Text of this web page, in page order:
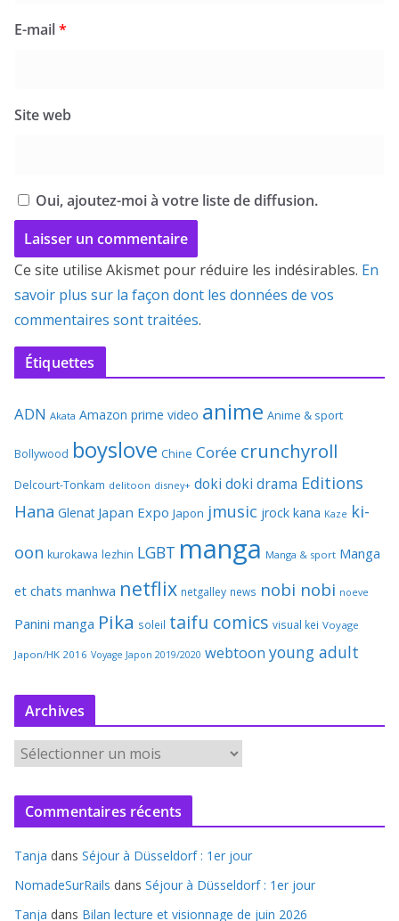
E-mail*
Site web
Oui, ajoutez-moi à votre liste de diffusion.
Ce site utilise Akismet pour réduire les indésirables. En
savoir plus sur la façon dont les données de vos
commentaires sont traitées.
Étiquettes
ADN Akata Amazon prime video anime Anime & sport
Bollywood boyslove Chine Corée crunchyroll
Delcourt-Tonkam delitoon disney+ doki doki drama Editions
Hana Glenat Japan Expo Japon jmusic jrock kana Kaze ki-
oon kurokawa lezhin LGBT manga Manga & sport Manga
et chats manhwa netflix netgalley news nobi nobi noeve
Panini manga Pika soleil taifu comics visual kei Voyage
Japon/HK 2016 Voyage Japon 2019/2020 webtoon young adult
Archives
r
c
v
e
Commentaires récents
Tanja dans Séjour à Düsseldorf : 1er jour
NomadeSurRails dans Séjour à Düsseldorf : 1er jour
Tanja dans Bilan lecture et visionnage de juin 2026